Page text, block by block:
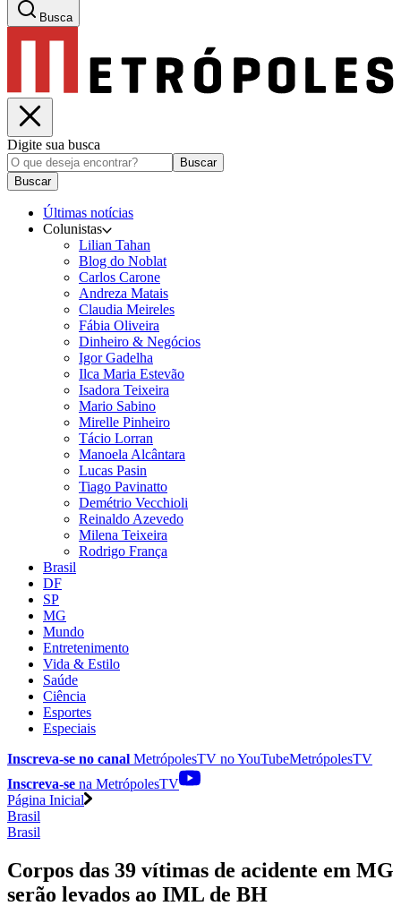
Busca
Digite sua busca
Buscar
Buscar
Últimas notícias
Colunistas
Lilian Tahan
Blog do Noblat
Carlos Carone
Andreza Matais
Claudia Meireles
Fábia Oliveira
Dinheiro & Negócios
Igor Gadelha
Ilca Maria Estevão
Isadora Teixeira
Mario Sabino
Mirelle Pinheiro
Tácio Lorran
Manoela Alcântara
Lucas Pasin
Tiago Pavinatto
Demétrio Vecchioli
Reinaldo Azevedo
Milena Teixeira
Rodrigo França
Brasil
DF
SP
MG
Mundo
Entretenimento
Vida & Estilo
Saúde
Ciência
Esportes
Especiais
Inscreva-se no canal MetrópolesTV noYouTubeMetrópolesTV
Inscreva-se na MetrópolesTV
Página Inicial
Brasil
Brasil
Corpos das 39 vítimas de acidente em MG
serão levados ao IML de BH